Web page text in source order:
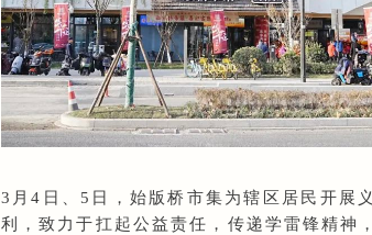
3月4日、5日，始版桥市集为辖区居民开展
利，致力于扛起公益责任，传递学雷锋精神